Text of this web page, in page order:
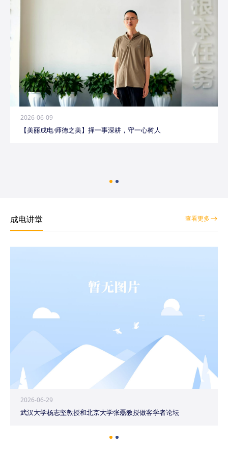
2026-06-09
【美丽成电·师德之美】择一事深耕，守一心树人
成电讲堂 查看更多
2026-06-29
武汉大学杨志坚教授和北京大学张磊教授做客学者论坛